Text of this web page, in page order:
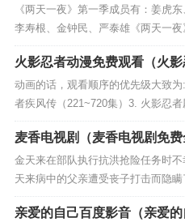
季）
《两天一夜》第一季成员有：姜虎
李寿根、金钟民、严泰雄《两天一
金胜友、车太贤、严泰雄、李秀根
有：车太贤、金...
火影忍者动漫免费观看（火影
动画的话，观看顺序的优先级大致
者疾风传（221~720集）3. 火影忍
（1~9集+1个3Dsp特典）5. 火影忍...
麦香电视剧（麦香电视剧免费
金天来在部队执行抗洪抢险任务时
天来病中的父亲遭受丧子打击而隐
后，却将责任全部推到了麦香身上
般，来得突然，来得...
亲爱的自己百度影音（亲爱